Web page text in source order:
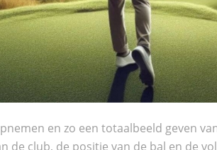
en zo een totaalbeeld geven
de club, de positie van de bal en de